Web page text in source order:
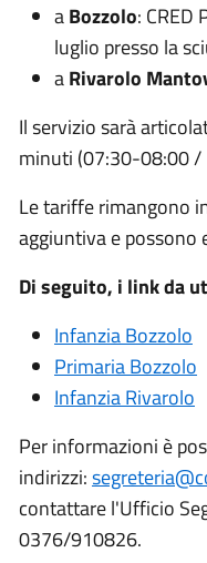
aBozzolo:
luglio presso la
aRivarolo
Il servizio sarà
minuti (07:30-08:00
Le tariffe rimangono
aggiuntiva e possono
Di seguito, i link da
Infanzia Bozzolo
Primaria Bozzolo
Infanzia Rivarolo
Per informazioni è
indirizzi:
contattare l'Ufficio
0376/910826.